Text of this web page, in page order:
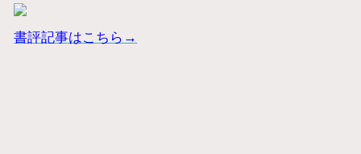
書評記事はこちら→